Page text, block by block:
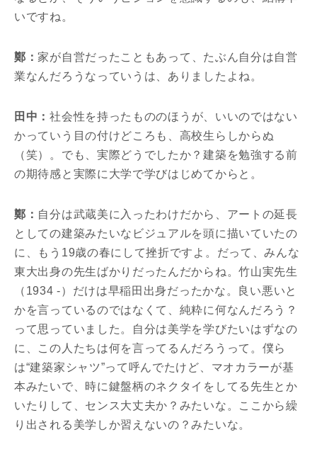
いですね。
鄭： 家が自営だったこともあって、たぶん自分は自営
業なんだろうなっていうは、ありましたよね。
田中：社会性を持ったもののほうが、いいのではない
かっていう目の付けどころも、高校生らしからぬ
（笑）。でも、実際どうでしたか？建築を勉強する前
の期待感と実際に大学で学びはじめてからと。
鄭： 自分は武蔵美に入ったわけだから、アートの延長
としての建築みたいなビジュアルを頭に描いていたの
に、もう19歳の春にして挫折ですよ。だって、みんな
東大出身の先生ばかりだったんだからね。竹山実先生
（1934 -）だけは早稲田出身だったかな。良い悪いと
かを言っているのではなくて、純粋に何なんだろう？
って思っていました。自分は美学を学びたいはずなの
に、この人たちは何を言ってるんだろうって。僕ら
は“建築家シャツ”って呼んでたけど、マオカラーが基
本みたいで、時に鍵盤柄のネクタイをしてる先生とか
いたりして、センス大丈夫か？みたいな。ここから繰
り出される美学しか習えないの？みたいな。